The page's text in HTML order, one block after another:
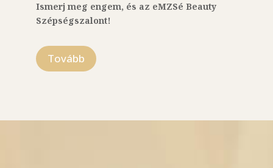
Ismerj meg engem, és az eMZSé Beauty
Szépségszalont!
Tovább